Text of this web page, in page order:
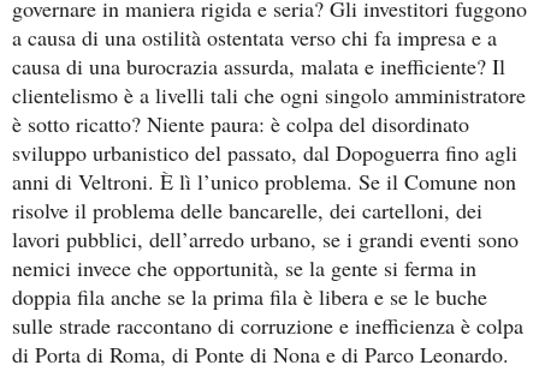
governare in maniera rigida e seria? Gli investitori fuggono
a causa di una ostilità ostentata verso chi fa impresa e a
causa di una burocrazia assurda, malata e inefficiente? Il
clientelismo è a livelli tali che ogni singolo amministratore
è sotto ricatto? Niente paura: è colpa del disordinato
sviluppo urbanistico del passato, dal Dopoguerra fino agli
anni di Veltroni. È lì l’unico problema. Se il Comune non
risolve il problema delle bancarelle, dei cartelloni, dei
lavori pubblici, dell’arredo urbano, se i grandi eventi sono
nemici invece che opportunità, se la gente si ferma in
doppia fila anche se la prima fila è libera e se le buche
sulle strade raccontano di corruzione e inefficienza è colpa
di Porta di Roma, di Ponte di Nona e di Parco Leonardo.